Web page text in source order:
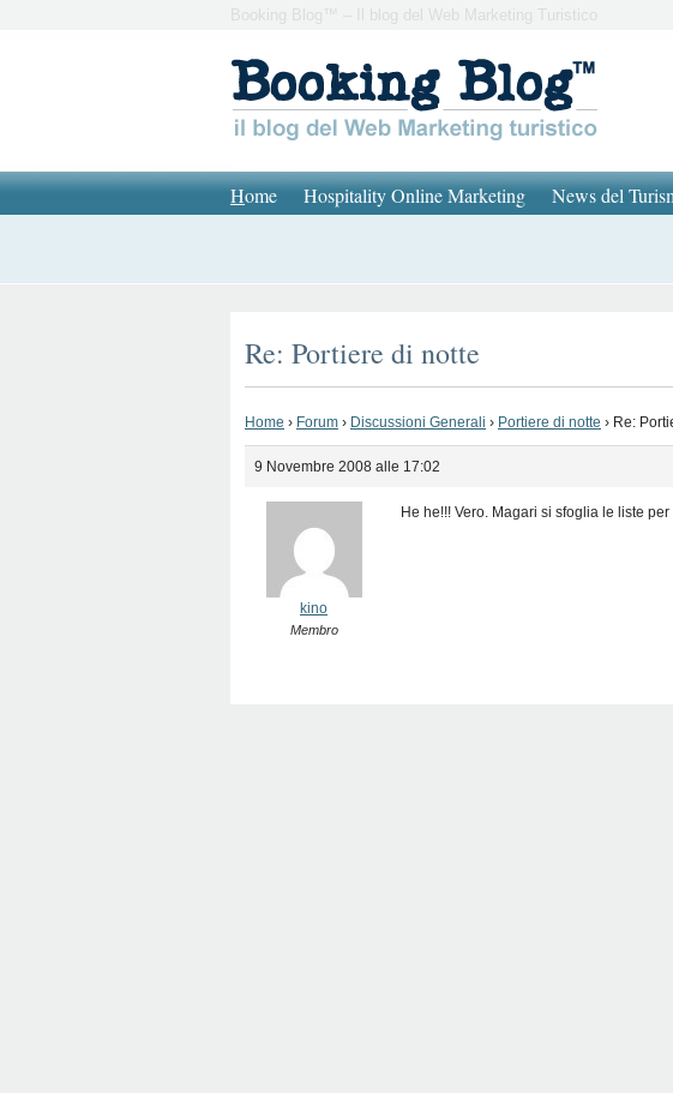
Booking Blog™ – Il blog del Web Marketing Turistico
Home Hospitality Online Marketing News del
Re: Portiere di notte
Home › Forum › Discussioni Generali › Portiere di notte › Re:
9 Novembre 2008 alle 17:02
kino
Membro
He he!!! Vero. Magari si sfoglia le liste